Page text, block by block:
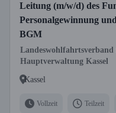
Leitung (m/w/d) des
Personalgewinnung
BGM
Landeswohlfahrtsverband
Hauptverwaltung Kassel
Kassel
Vollzeit Teilzeit